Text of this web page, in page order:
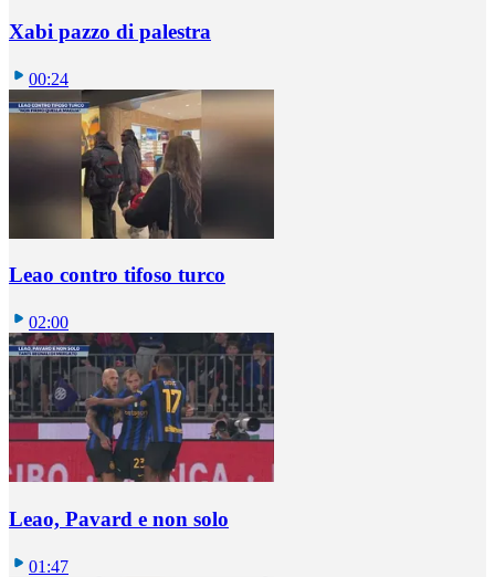
Xabi pazzo di palestra
00:24
Leao contro tifoso turco
02:00
Leao, Pavard e non solo
01:47